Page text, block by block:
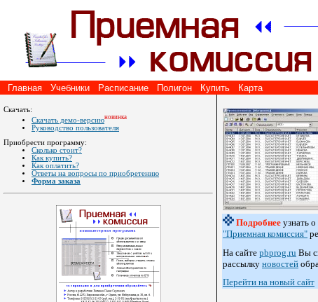
Главная Учебники Расписание Полигон Купить Карта
Скачать:
Скачать демо-версиюновинка
Руководство пользователя
Приобрести программу:
Сколько стоит?
Как купить?
Как оплатить?
Ответы на вопросы по приобретению
Форма заказа
Подробнее узнать
"Приемная комиссия"
На сайте pbprog.ru Вы
рассылку новостей
Перейти на новый сайт